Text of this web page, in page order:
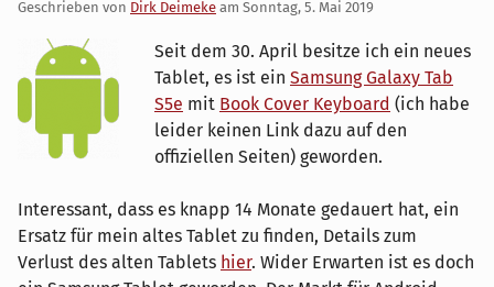
Geschrieben von Dirk Deimeke am Sonntag, 5. Mai 2019
Seit dem 30. April besitze ich ein neues
Tablet, es ist ein Samsung Galaxy Tab
S5e mit Book Cover Keyboard (ich habe
leider keinen Link dazu auf den
offiziellen Seiten) geworden.
Interessant, dass es knapp 14 Monate gedauert hat, ein
Ersatz für mein altes Tablet zu finden, Details zum
Verlust des alten Tablets hier. Wider Erwarten ist es doch